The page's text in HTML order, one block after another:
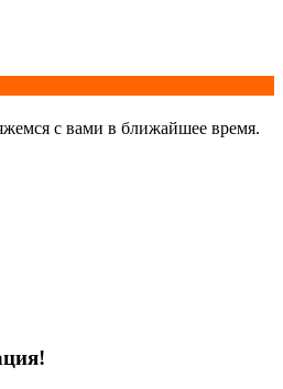
с вами в ближайшее время.